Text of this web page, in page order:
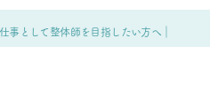
事として整体師を目指したい方へ｜